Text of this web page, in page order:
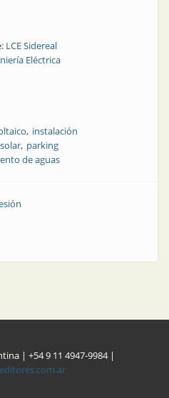
LCE Sidereal
Eléctrica
instalación
parking
de aguas
| +54 9 11 4947-9984 |